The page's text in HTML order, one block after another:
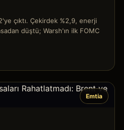
çıktı. Çekirdek %2,9, enerji
düştü; Warsh'ın ilk FOMC
Emtia